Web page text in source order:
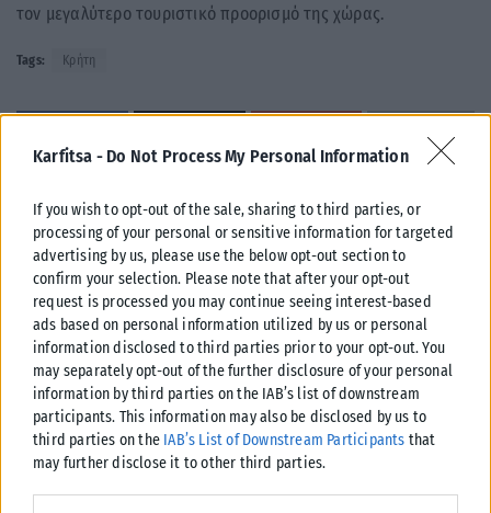
Karfitsa - Do Not Process My Personal Information
If you wish to opt-out of the sale, sharing to third parties, or
processing of your personal or sensitive information for targeted
advertising by us, please use the below opt-out section to
confirm your selection. Please note that after your opt-out
request is processed you may continue seeing interest-based
ads based on personal information utilized by us or personal
information disclosed to third parties prior to your opt-out. You
may separately opt-out of the further disclosure of your personal
information by third parties on the IAB’s list of downstream
participants. This information may also be disclosed by us to
third parties on the IAB’s List of Downstream Participants that
may further disclose it to other third parties.
Please note that this website/app uses one or more Google
τον μεγαλύτερο τουριστικό προορισμό της χώρας.
Tags: Κρήτη
Σχετικά Άρθρα